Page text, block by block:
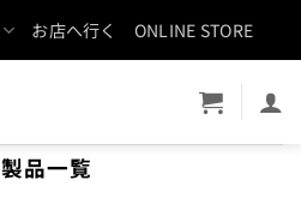
お店へ行く ONLINE STORE
製品一覧